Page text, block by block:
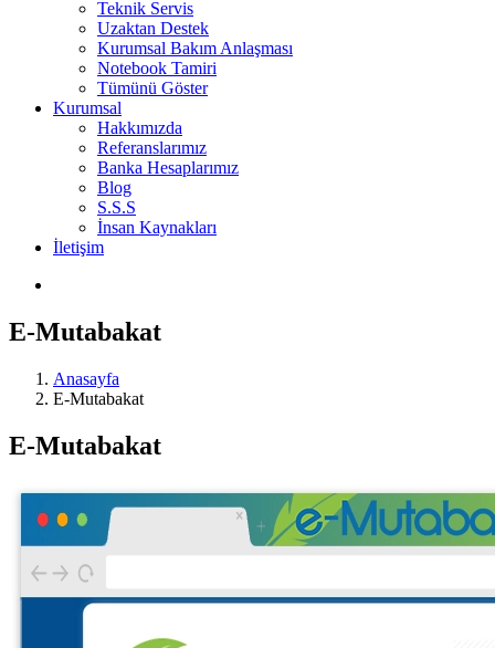
Teknik Servis
Uzaktan Destek
Kurumsal Bakım Anlaşması
Notebook Tamiri
Tümünü Göster
Kurumsal
Hakkımızda
Referanslarımız
Banka Hesaplarımız
Blog
S.S.S
İnsan Kaynakları
İletişim
E-Mutabakat
Anasayfa
E-Mutabakat
E-Mutabakat